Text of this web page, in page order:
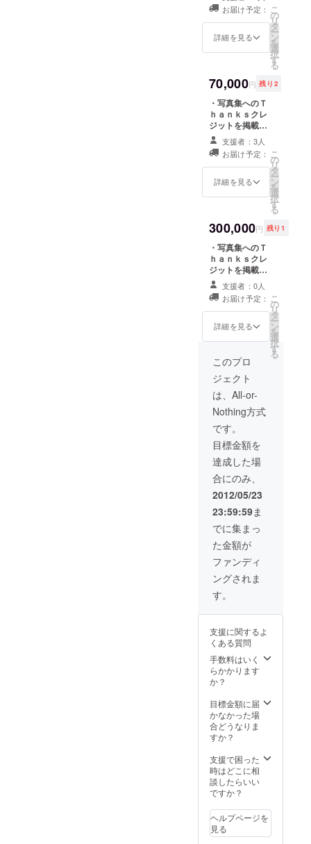
だけます）撮影
場所、時間は提
示した複数の候
補から選択いた
写真」を掲載さ
せていただきま
す。
す。 ・サイン付
き写真集をプレ
ゼントさせてい
ただきます。 ・
影し、撮影した
データをプレゼ
ントさせていた
だきます。
（データは、自
由にお使いいた
だけます）撮影
場所、時間は提
示した複数の候
補から選択いた
てプリント、及
び額装してプレ
ゼントさせてい
ただきます（サ
イズはＡ３を予
定）
お届け予定：
詳細を見る
こ
の
リ
タ
ー
ン
を
選
択
す
る
70,000円 残り2
・写真集へのＴ
ｈａｎｋｓクレ
ジットを掲載さ
せていただきま
す。 ・サイン付
き写真集をプレ
ゼントさせてい
ただきます。 ・
写真」と集合ソ
ラリーマン写真
を撮影し、撮影
したデータをプ
レゼントさせて
いただきます。
（データは、自
由にお使いいた
だけます）撮影
場所、時間は自
の撮影となりま
す。 ・撮影した
集合写真の１種
類を作品として
プリント、及び
額装してプレゼ
ントさせていた
だきます（サイ
ズはＡ３を予
定）
支援者：3人
お届け予定：
詳細を見る
こ
の
リ
タ
ー
ン
を
選
択
す
る
300,000円 残り1
・写真集へのＴ
ｈａｎｋｓクレ
ジットを掲載さ
せていただきま
す。 ・サイン付
き写真集をプレ
ゼントさせてい
ただきます。 ・
「ソラリーマン
写真」と集合ソ
ラリーマン写真
を撮影し、撮影
したデータをプ
レゼントさせて
いただきます。
（データは、自
由にお使いいた
だけます）撮影
場所、時間は自
由に設定いただ
けます。同日で
の撮影となりま
す。 ・撮影した
集合写真の１種
類を作品として
プリント、及び
額装してプレゼ
ントさせていた
だきます（サイ
ズはＡ３を予
定）
支援者：0人
お届け予定：
詳細を見る
こ
の
リ
タ
ー
ン
を
選
択
す
る
このプロ
ジェクト
は、All-or-
Nothing方式
です。
目標金額を
達成した場
合にのみ、
2012/05/23
23:59:59ま
でに集まっ
た金額が
ファンディ
ングされま
す。
支援に関するよ
くある質問
手数料はいく
らかかります
か？
目標金額に届
かなかった場
合どうなりま
すか？
支援で困った
時はどこに相
談したらいい
ですか？
ヘルプページを
見る